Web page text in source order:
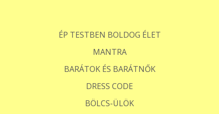
ÉP TESTBEN BOLDOG ÉLET
MANTRA
BARÁTOK ÉS BARÁTNŐK
DRESS CODE
BÖLCS-ÜLÖK